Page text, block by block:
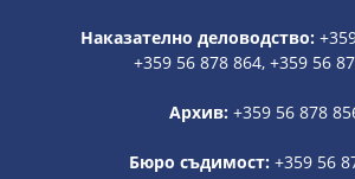
Наказателно деловодство:
+359 56 878 864, +359 56
Архив: +359 56 878
Бюро съдимост: +359 56